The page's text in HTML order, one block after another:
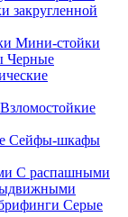
закругленной
Мини-стойки
Черные
Взломостойкие
Сейфы-шкафы
С распашными
Серые